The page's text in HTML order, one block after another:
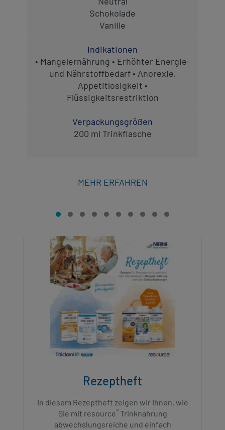
Schokolade
Vanille
Indikationen
• Mangelernährung • Erhöhter Energie-
und Nährstoffbedarf • Anorexie,
Appetitlosigkeit •
Flüssigkeitsrestriktion
Verpackungsgrößen
200 ml Trinkflasche
MEHR ERFAHREN
Rezeptheft
​In diesem Rezeptheft zeigen wir Ihnen, wie
Sie mit resource®Trinknahrung
abwechslungsreiche und einfach